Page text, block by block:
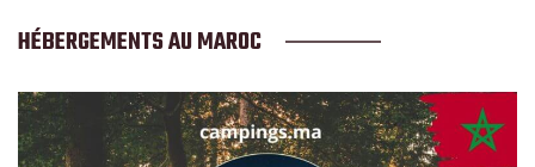
HÉBERGEMENTS AU MAROC